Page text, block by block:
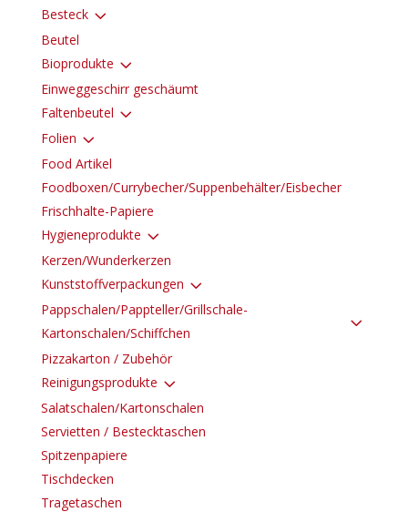
Besteck3
Beutel
Bioprodukte 3
Einweggeschirr geschäumt
Faltenbeutel 3
Folien 3
Food Artikel
Foodboxen/Currybecher/Suppenbehälter/Eisbecher
Frischhalte-Papiere
Hygieneprodukte 3
Kerzen/Wunderkerzen
Kunststoffverpackungen 3
Pappschalen/Pappteller/Grillschale-
Kartonschalen/Schiffchen
3
Pizzakarton / Zubehör
Reinigungsprodukte 3
Salatschalen/Kartonschalen
Servietten / Bestecktaschen
Spitzenpapiere
Tischdecken
Tragetaschen